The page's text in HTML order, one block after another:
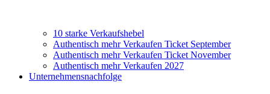
10 starke Verkaufshebel
Authentisch mehr Verkaufen Ticket September
Authentisch mehr Verkaufen Ticket November
Authentisch mehr Verkaufen 2027
Unternehmensnachfolge